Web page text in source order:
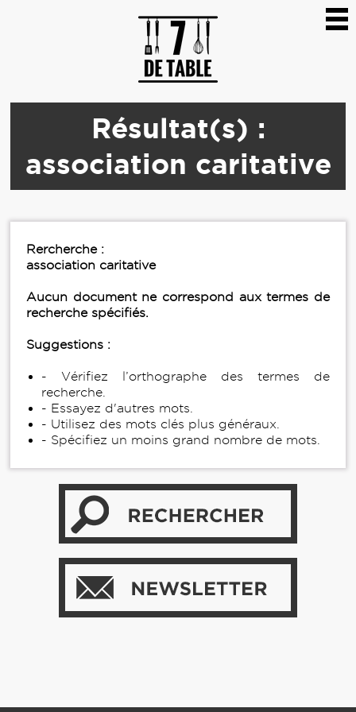
Résultat(s) :
association caritative
Rercherche :
association caritative
Aucun document ne correspond aux termes de
recherche spécifiés.
Suggestions :
- Vérifiez l’orthographe des termes de
recherche.
- Essayez d'autres mots.
- Utilisez des mots clés plus généraux.
- Spécifiez un moins grand nombre de mots.